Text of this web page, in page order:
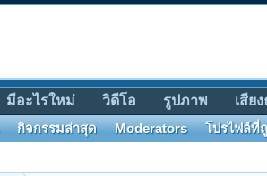
มีอะไรใหม่ วิดีโอ รูปภาพ เสีย
กิจกรรมล่าสุด Moderators โปรไฟล์ที่